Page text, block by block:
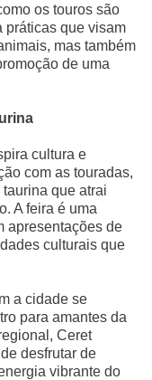
os touros são
práticas que visam
mas também
de uma
cultura e
com as touradas,
que atrai
A feira é uma
apresentações de
culturais que
a cidade se
para amantes da
Ceret
desfrutar de
vibrante do